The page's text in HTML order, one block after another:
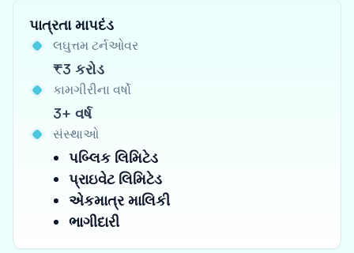
પાત્રતા માપદંડ
લઘુત્તમ ટર્નઓવર
₹3 કરોડ
કામગીરીના વર્ષો
3+ વર્ષ
સંસ્થાઓ
પબ્લિક લિમિટેડ
પ્રાઇવેટ લિમિટેડ
એકમાત્ર માલિકી
ભાગીદારી